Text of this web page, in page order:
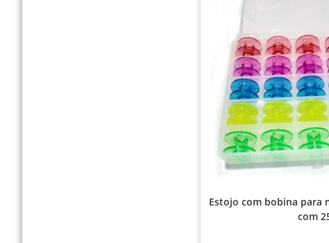
Estojo com bobina para
com